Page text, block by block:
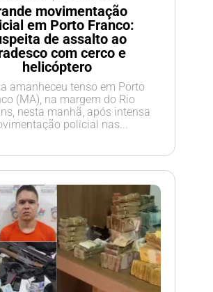
movimentação
em Porto Franco:
de assalto ao
com cerco e
helicóptero
amanheceu tenso em Porto
(MA), na margem do Rio
nesta manhã, após intensa
policial nas...